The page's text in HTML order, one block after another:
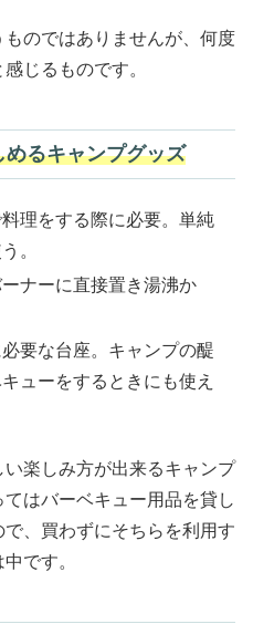
のではありませんが、何度
じるものです。
るキャンプグッズ
理をする際に必要。単純
。
ナーに直接置き湯沸か
要な台座。キャンプの醍
ューをするときにも使え
楽しみ方が出来るキャンプ
はバーベキュー用品を貸し
、買わずにそちらを利用す
です。